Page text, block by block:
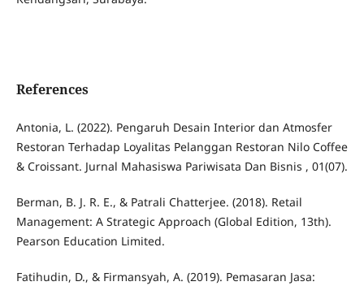
References
Antonia, L. (2022). Pengaruh Desain Interior dan Atmosfer
Restoran Terhadap Loyalitas Pelanggan Restoran Nilo Coffee
& Croissant. Jurnal Mahasiswa Pariwisata Dan Bisnis , 01(07).
Berman, B. J. R. E., & Patrali Chatterjee. (2018). Retail
Management: A Strategic Approach (Global Edition, 13th).
Pearson Education Limited.
Fatihudin, D., & Firmansyah, A. (2019). Pemasaran Jasa: